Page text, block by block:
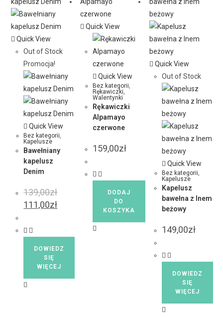
Quick View
Out of Stock
Promocja!
Quick View
Bez kategorii,
Kapelusze
Bawełniany
kapelusz
Denim
139,00zł
111,00zł
DOWIEDZ
SIĘ
WIĘCEJ
Quick View
Quick View
Bez kategorii,
Rękawiczki,
Walentynki
Rękawiczki
Alpamayo
czerwone
159,00zł
DODAJ
DO
KOSZYKA
Quick View
Out of Stock
Quick View
Bez kategorii,
Kapelusze
Kapelusz
bawełna z lnem
beżowy
149,00zł
DOWIEDZ
SIĘ
WIĘCEJ